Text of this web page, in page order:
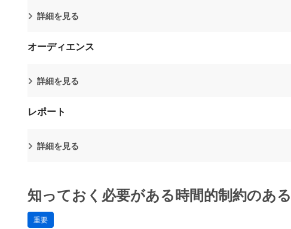
詳細を見る
オーディエンス
詳細を見る
レポート
詳細を見る
知っておく必要がある時間的制約のあ
重要